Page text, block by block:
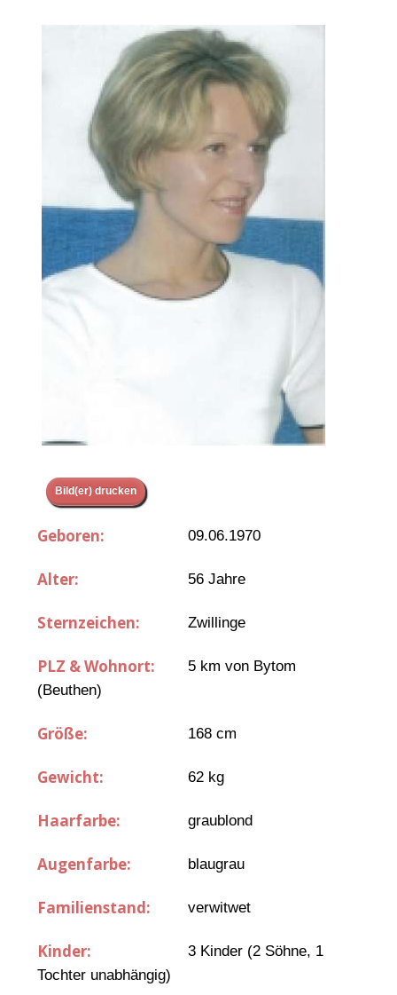
Bild(er) drucken
Geboren: 09.06.1970
Alter: 56 Jahre
Sternzeichen: Zwillinge
PLZ & Wohnort:
5 km von Bytom
(Beuthen)
Größe: 168 cm
Gewicht: 62 kg
Haarfarbe: graublond
Augenfarbe: blaugrau
Familienstand: verwitwet
Kinder:
3 Kinder (2 Söhne, 1
Tochter unabhängig)